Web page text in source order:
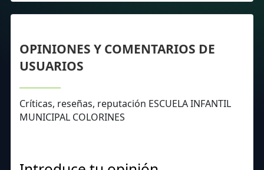
OPINIONES Y COMENTARIOS DE
USUARIOS
Críticas, reseñas, reputación ESCUELA INFANTIL
MUNICIPAL COLORINES